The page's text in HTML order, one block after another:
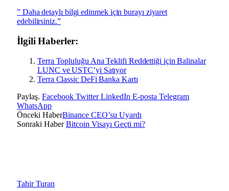
” Daha detaylı bilgi edinmek için burayı ziyaret
edebilirsiniz.”
İlgili Haberler:
Terra Topluluğu Ana Teklifi Reddettiği için Balinalar
LUNC ve USTC’yi Satıyor
Terra Classic DeFi Banka Kartı
Paylaş. Facebook Twitter LinkedIn E-posta Telegram
WhatsApp
Önceki HaberBinance CEO’su Uyardı
Sonraki HaberBitcoin Visayı Geçti mi?
Tahir Turan